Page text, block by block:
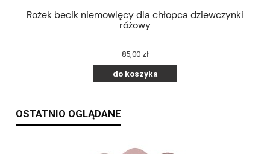
Rożek becik niemowlęcy dla chłopca dziewczynki
różowy
85,00 zł
do koszyka
OSTATNIO OGLĄDANE